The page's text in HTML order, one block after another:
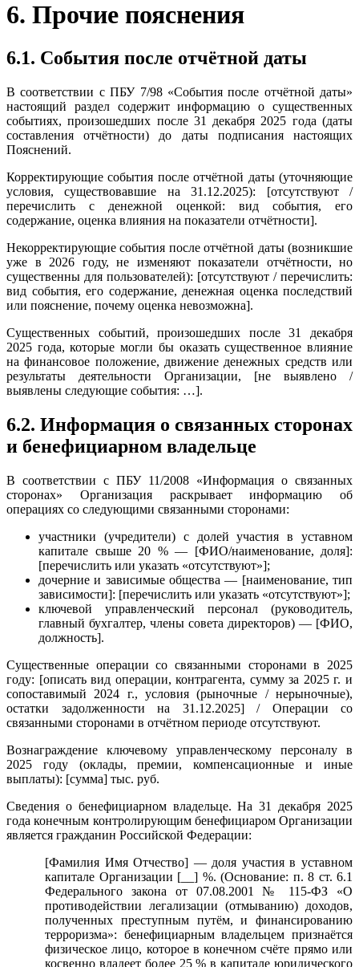
6. Прочие пояснения
6.1. События после отчётной даты
В соответствии с ПБУ 7/98 «События после отчётной даты»
настоящий раздел содержит информацию о существенных
событиях, произошедших после 31 декабря 2025 года (даты
составления отчётности) до даты подписания настоящих
Пояснений.
Корректирующие события после отчётной даты (уточняющие
условия, существовавшие на 31.12.2025): [отсутствуют /
перечислить с денежной оценкой: вид события, его
содержание, оценка влияния на показатели отчётности].
Некорректирующие события после отчётной даты (возникшие
уже в 2026 году, не изменяют показатели отчётности, но
существенны для пользователей): [отсутствуют / перечислить:
вид события, его содержание, денежная оценка последствий
или пояснение, почему оценка невозможна].
Существенных событий, произошедших после 31 декабря
2025 года, которые могли бы оказать существенное влияние
на финансовое положение, движение денежных средств или
результаты деятельности Организации, [не выявлено /
выявлены следующие события: …].
6.2. Информация о связанных сторонах
и бенефициарном владельце
В соответствии с ПБУ 11/2008 «Информация о связанных
сторонах» Организация раскрывает информацию об
операциях со следующими связанными сторонами:
участники (учредители) с долей участия в уставном
капитале свыше 20 % — [ФИО/наименование, доля]:
[перечислить или указать «отсутствуют»];
дочерние и зависимые общества — [наименование, тип
зависимости]: [перечислить или указать «отсутствуют»];
ключевой управленческий персонал (руководитель,
главный бухгалтер, члены совета директоров) — [ФИО,
должность].
Существенные операции со связанными сторонами в 2025
году: [описать вид операции, контрагента, сумму за 2025 г. и
сопоставимый 2024 г., условия (рыночные / нерыночные),
остатки задолженности на 31.12.2025] / Операции со
связанными сторонами в отчётном периоде отсутствуют.
Вознаграждение ключевому управленческому персоналу в
2025 году (оклады, премии, компенсационные и иные
выплаты): [сумма] тыс. руб.
Сведения о бенефициарном владельце. На 31 декабря 2025
года конечным контролирующим бенефициаром Организации
является гражданин Российской Федерации:
[Фамилия Имя Отчество] — доля участия в уставном
капитале Организации [__] %. (Основание: п. 8 ст. 6.1
Федерального закона от 07.08.2001 № 115-ФЗ «О
противодействии легализации (отмыванию) доходов,
полученных преступным путём, и финансированию
терроризма»: бенефициарным владельцем признаётся
физическое лицо, которое в конечном счёте прямо или
косвенно владеет более 25 % в капитале юридического